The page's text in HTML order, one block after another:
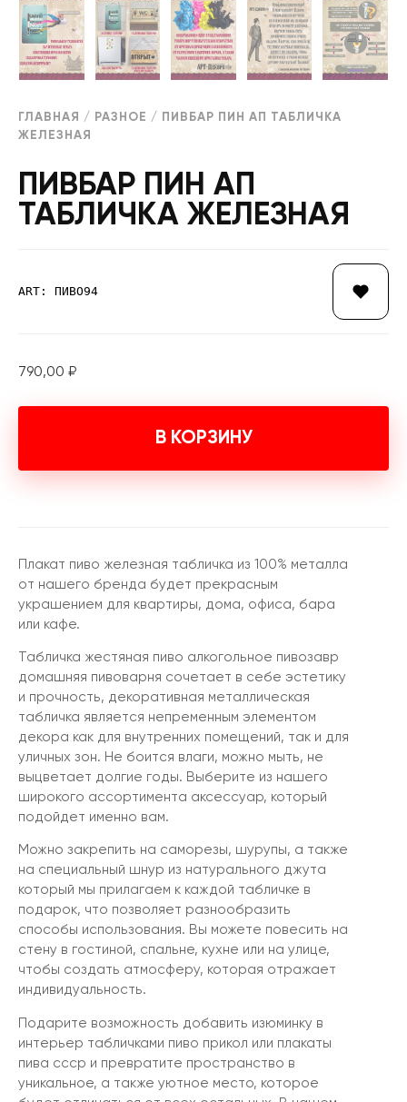
ГЛАВНАЯ / РАЗНОЕ / ПИВБАР ПИН АП ТАБЛИЧКА
ЖЕЛЕЗНАЯ
ПИВБАР ПИН АП
ТАБЛИЧКА ЖЕЛЕЗНАЯ
ART: ПИВО94
790,00 ₽
В КОРЗИНУ
Плакат пиво железная табличка из 100% металла
от нашего бренда будет прекрасным
украшением для квартиры, дома, офиса, бара
или кафе.
Табличка жестяная пиво алкогольное пивозавр
домашняя пивоварня сочетает в себе эстетику
и прочность, декоративная металлическая
табличка является непременным элементом
декора как для внутренних помещений, так и для
уличных зон. Не боится влаги, можно мыть, не
выцветает долгие годы. Выберите из нашего
широкого ассортимента аксессуар, который
подойдет именно вам.
Можно закрепить на саморезы, шурупы, а также
на специальный шнур из натурального джута
который мы прилагаем к каждой табличке в
подарок, что позволяет разнообразить
способы использования. Вы можете повесить на
стену в гостиной, спальне, кухне или на улице,
чтобы создать атмосферу, которая отражает
индивидуальность.
Подарите возможность добавить изюминку в
интерьер табличками пиво прикол или плакаты
пива ссср и превратите пространство в
уникальное, а также уютное место, которое